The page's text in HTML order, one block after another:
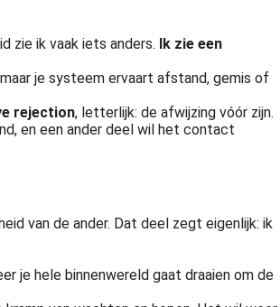
zie ik vaak iets anders. Ik zie een
je systeem ervaart afstand, gemis of
rejection, letterlijk: de afwijzing vóór zijn.
en een ander deel wil het contact
van de ander. Dat deel zegt eigenlijk: ik
je hele binnenwereld gaat draaien om de